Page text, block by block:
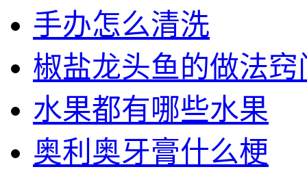
手办怎么清洗
椒盐龙头鱼的做法窍
水果都有哪些水果
奥利奥牙膏什么梗